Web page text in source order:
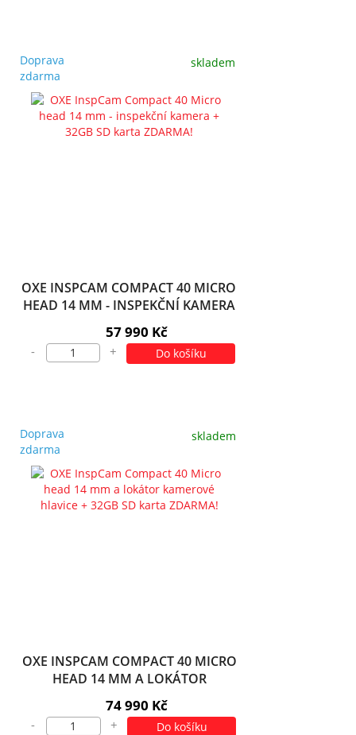
Doprava
zdarma
skladem
OXE INSPCAM COMPACT 40 MICRO
HEAD 14 MM - INSPEKČNÍ KAMERA
+ 32GB SD KARTA ZDARMA!
57 990 Kč
- + Do košíku
Doprava
zdarma
skladem
OXE INSPCAM COMPACT 40 MICRO
HEAD 14 MM A LOKÁTOR
KAMEROVÉ HLAVICE + 32GB SD
KARTA ZDARMA!
74 990 Kč
- + Do košíku